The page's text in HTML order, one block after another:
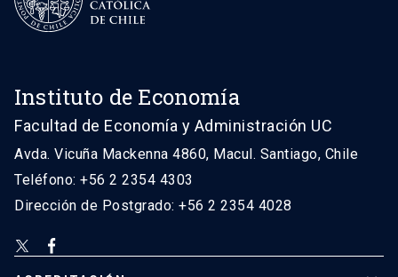
Instituto de Economía
Facultad de Economía y Administración UC
Avda. Vicuña Mackenna 4860, Macul. Santiago, Chile
Teléfono: +56 2 2354 4303
Dirección de Postgrado: +56 2 2354 4028